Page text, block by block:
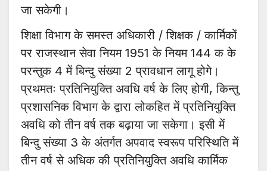
जा सकेगी।
शिक्षा विभाग के समस्त अधिकारी / शिक्षक / कार्मिकों
पर राजस्थान सेवा नियम 1951 के नियम 144 क के
परन्तुक 4 में बिन्दु संख्या 2 प्रावधान लागू होगे।
प्रथमतः प्रतिनियुक्ति अवधि वर्ष के लिए होगी, किन्तु
प्रशासनिक विभाग के द्वारा लोकहित में प्रतिनियुक्ति
अवधि को तीन वर्ष तक बढ़ाया जा सकेगा। इसी में
बिन्दु संख्या 3 के अंतर्गत अपवाद स्वरूप परिस्थिति में
तीन वर्ष से अधिक की प्रतिनियुक्ति अवधि कार्मिक